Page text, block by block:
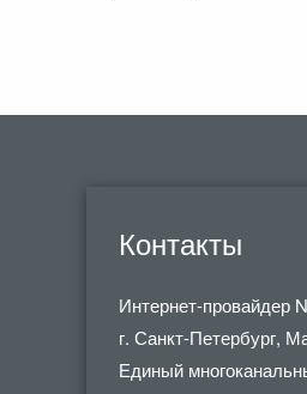
Контакты
Интернет-провайдер
г. Санкт-Петербург,
Единый